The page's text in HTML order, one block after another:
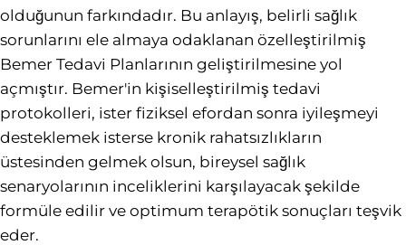
olduğunun farkındadır. Bu anlayış, belirli sağlık
sorunlarını ele almaya odaklanan özelleştirilmiş
Bemer Tedavi Planlarının geliştirilmesine yol
açmıştır. Bemer'in kişiselleştirilmiş tedavi
protokolleri, ister fiziksel efordan sonra iyileşmeyi
desteklemek isterse kronik rahatsızlıkların
üstesinden gelmek olsun, bireysel sağlık
senaryolarının inceliklerini karşılayacak şekilde
formüle edilir ve optimum terapötik sonuçları teşvik
eder.